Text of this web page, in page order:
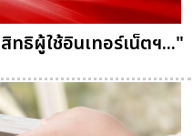
ทธิผู้ใช้อินเทอร์เน็ตฯ..."